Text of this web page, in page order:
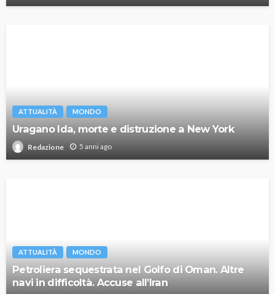
ATTUALITÀ MONDO
Uragano Ida, morte e distruzione a New York
Redazione 5 anni ago
ATTUALITÀ MONDO
Petroliera sequestrata nel Golfo di Oman. Altre
navi in difficoltà. Accuse all’Iran